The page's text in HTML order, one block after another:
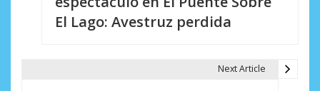
El Lago: Avestruz perdida
Next Article